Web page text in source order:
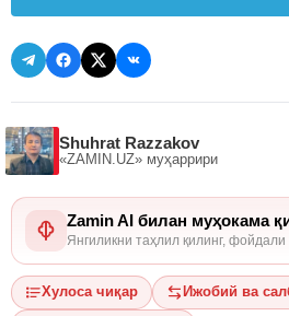
Shuhrat Razzakov
«ZAMIN.UZ» муҳаррири
Zamin AI билан муҳокама
Янгиликни таҳлил қилинг,
Хулоса чиқар Ижобий ва